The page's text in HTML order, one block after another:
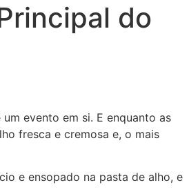
do
evento em si. E enquanto as
fresca e cremosa e, o mais
e ensopado na pasta de alho, e